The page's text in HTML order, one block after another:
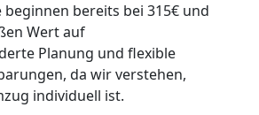
beginnen bereits bei 315€ und
Wert auf
Planung und flexible
da wir verstehen,
individuell ist.